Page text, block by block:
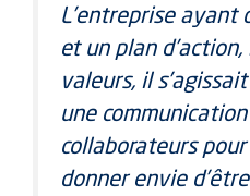
L’entreprise
et un plan
valeurs, il
une
collaborateurs
donner envie